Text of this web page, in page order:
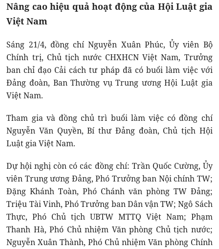
Nâng cao hiệu quả hoạt động của Hội Luật gia
Việt Nam
Sáng 21/4, đồng chí Nguyễn Xuân Phúc, Ủy viên Bộ
Chính trị, Chủ tịch nước CHXHCN Việt Nam, Trưởng
ban chỉ đạo Cải cách tư pháp đã có buổi làm việc với
Đảng đoàn, Ban Thường vụ Trung ương Hội Luật gia
Việt Nam.
Tham gia và đồng chủ trì buổi làm việc có đồng chí
Nguyễn Văn Quyền, Bí thư Đảng đoàn, Chủ tịch Hội
Luật gia Việt Nam.
Dự hội nghị còn có các đồng chí: Trần Quốc Cường, Ủy
viên Trung ương Đảng, Phó Trưởng ban Nội chính TW;
Đặng Khánh Toàn, Phó Chánh văn phòng TW Đảng;
Triệu Tài Vinh, Phó Trưởng ban Dân vận TW; Ngô Sách
Thực, Phó Chủ tịch UBTW MTTQ Việt Nam; Phạm
Thanh Hà, Phó Chủ nhiệm Văn phòng Chủ tịch nước;
Nguyễn Xuân Thành, Phó Chủ nhiệm Văn phòng Chính